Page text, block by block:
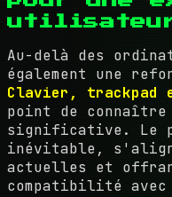
Au-delà des
également une
Clavier, trackpad
point de
significative. Le
inévitable,
actuelles et
compatibilité avec